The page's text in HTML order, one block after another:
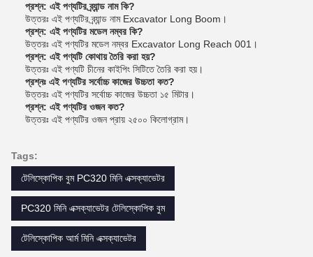
প্রশ্ন: এই পণ্যটির ব্র্যান্ড নাম কি?
উত্তরঃ এই পণ্যটির ব্র্যান্ড নাম Excavator Long Boom।
প্রশ্ন: এই পণ্যটির মডেল নম্বর কি?
উত্তরঃ এই পণ্যটির মডেল নম্বর Excavator Long Reach 001।
প্রশ্ন: এই পণ্যটি কোথায় তৈরি করা হয়?
উত্তরঃ এই পণ্যটি চীনের কাইপিং সিটিতে তৈরি করা হয়।
প্রশ্নঃ এই পণ্যটির সর্বোচ্চ কাজের উচ্চতা কত?
উত্তরঃ এই পণ্যটির সর্বোচ্চ কাজের উচ্চতা ১৫ মিটার।
প্রশ্ন: এই পণ্যটির ওজন কত?
উত্তরঃ এই পণ্যটির ওজন প্রায় ২৫০০ কিলোগ্রাম।
Tags:
টেলিস্কোপিক বুম PC320 মিনি এক্সক্যাভেটর
PC320 মিনি এক্সক্যাভেটর টেলিস্কোপিক বুম
টেলিস্কোপিক আর্ম মিনি এক্সক্যাভেটর